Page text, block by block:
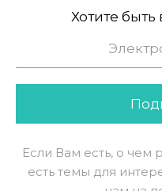
Хотите быть
Если Вам есть, о чем
есть темы для